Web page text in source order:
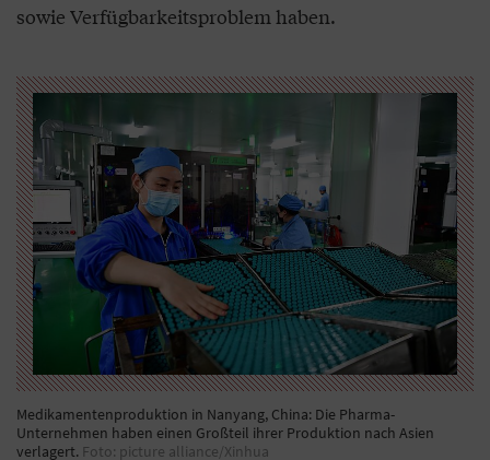
sowie Verfügbarkeitsproblem haben.
Medikamentenproduktion in Nanyang, China: Die Pharma-
Unternehmen haben einen Großteil ihrer Produktion nach Asien
verlagert. Foto: picture alliance/Xinhua